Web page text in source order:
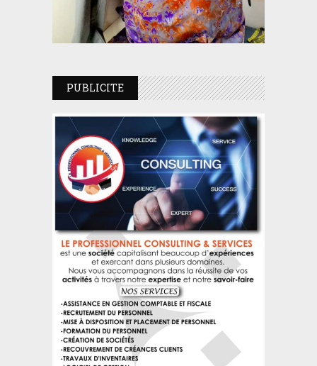
PUBLICITE